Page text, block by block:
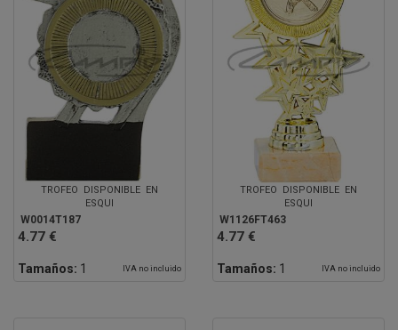
TROFEO DISPONIBLE EN
ESQUI
W0014T187
4.77 €
Tamaños: 1 IVA no incluido
TROFEO DISPONIBLE EN
ESQUI
W1126FT463
4.77 €
Tamaños: 1 IVA no incluido